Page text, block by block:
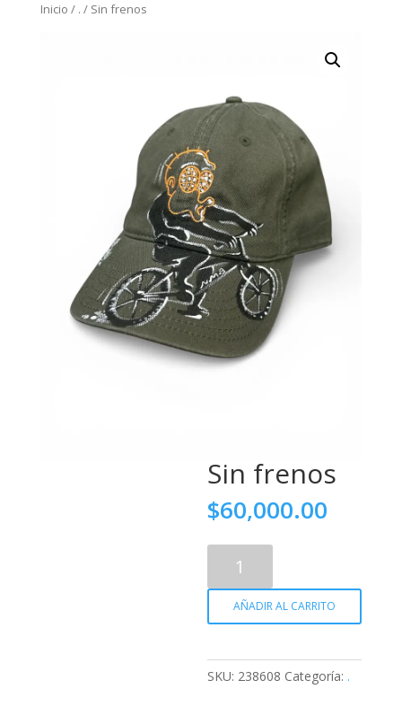
Inicio / . / Sin frenos
Sin frenos
$60,000.00
frenos
cantidad
AÑADIR AL CARRITO
SKU: 238608 Categoría: .